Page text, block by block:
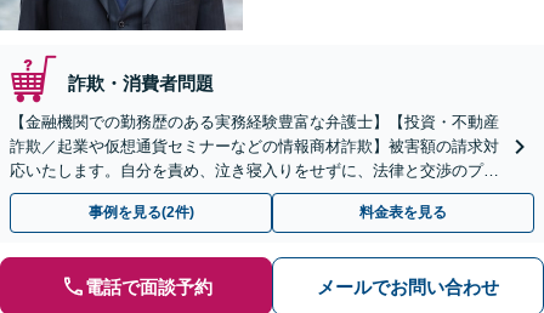
詐欺・消費者問題
【金融機関での勤務歴のある実務経験豊富な弁護士】【投資・不動産
詐欺／起業や仮想通貨セミナーなどの情報商材詐欺】被害額の請求対
応いたします。自分を責め、泣き寝入りをせずに、法律と交渉のプロ
にまずはご相談ください。【表参道駅から徒歩3分】
事例を見る(2件) 料金表を見る
電話で面談予約 メールでお問い合わせ